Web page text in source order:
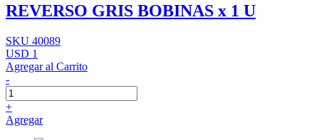
REVERSO GRIS BOBINAS x 1 U
SKU 40089
USD 1
Agregar al Carrito
-
+
Agregar